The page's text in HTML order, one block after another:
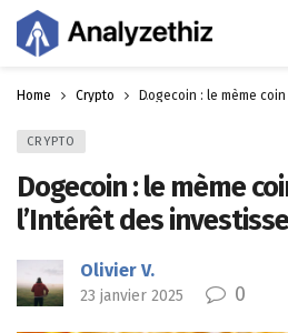
Home Crypto Dogecoin : le mème
CRYPTO
Dogecoin : le mème
l’Intérêt des
Olivier V.
23 janvier 2025 0